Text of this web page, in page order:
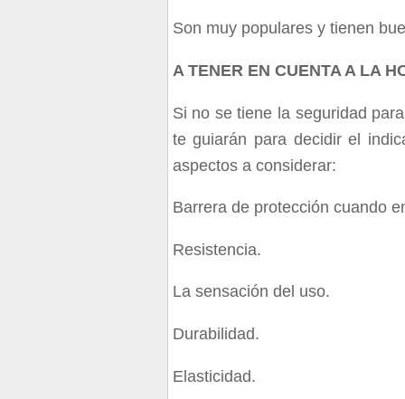
Son muy populares y tienen
A TENER EN CUENTA A LA
Si no se tiene la seguridad
te guiarán para decidir el
aspectos a considerar:
Barrera de protección cuando
Resistencia.
La sensación del uso.
Durabilidad.
Elasticidad.